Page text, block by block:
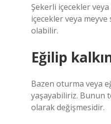
Şekerli içecekler
içecekler veya
olabilir.
Eğilip
Bazen oturma veya
yaşayabiliriz. Bunun
olarak değişmesidir.